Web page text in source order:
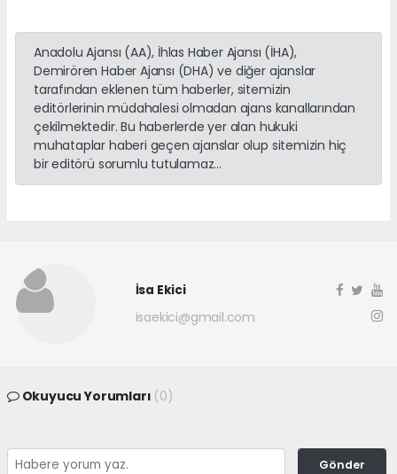
Anadolu Ajansı (AA), İhlas Haber Ajansı (İHA),
Demirören Haber Ajansı (DHA) ve diğer ajanslar
tarafından eklenen tüm haberler, sitemizin
editörlerinin müdahalesi olmadan ajans kanallarından
çekilmektedir. Bu haberlerde yer alan hukuki
muhataplar haberi geçen ajanslar olup sitemizin hiç
bir editörü sorumlu tutulamaz...
İsa Ekici
isaekici@gmail.com
Okuyucu Yorumları (0)
Gönder